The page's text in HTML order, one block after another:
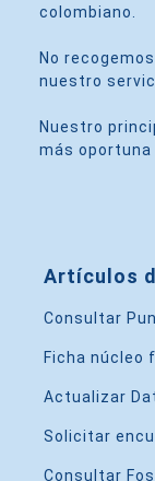
colombiano.
No
nuestro
Nuestro
más oportuna
Artículos
Consultar
Ficha núcleo
Actualizar
Solicitar
Consultar